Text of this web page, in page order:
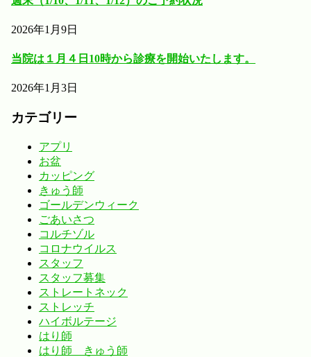
2026年1月9日
当院は１月４日10時から診療を開始いたします。
2026年1月3日
カテゴリー
アプリ
お盆
カッピング
きゅう師
ゴールデンウィーク
ごあいさつ
コルチゾル
コロナウイルス
スタッフ
スタッフ募集
ストレートネック
ストレッチ
ハイボルテージ
はり師
はり師 きゅう師